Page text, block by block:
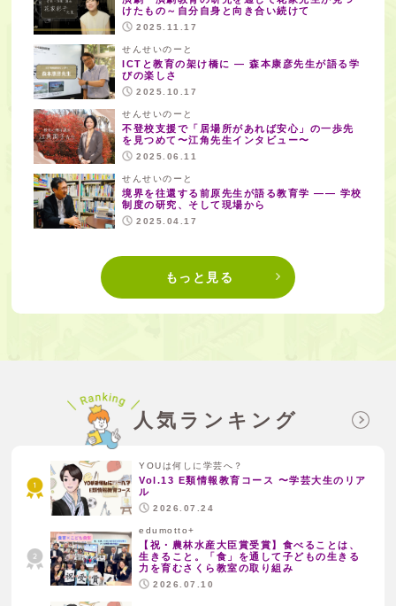
けたもの～自分自身と向き合い続けて
2025.11.17
せんせいのーと
ICTと教育の架け橋に — 森本康彦先生が語る学
びの楽しさ
2025.10.17
せんせいのーと
不登校支援で「居場所があれば安心」の一歩先
を見つめて〜江角先生インタビュー〜
2025.06.11
せんせいのーと
境界を往還する前原先生が語る教育学 —— 学校
制度の研究、そして現場から
2025.04.17
もっと見る
人気ランキング
YOUは何しに学芸へ？
Vol.13 E類情報教育コース 〜学芸大生のリア
ル
2026.07.24
edumotto+
【祝・農林水産大臣賞受賞】食べることは、
生きること。「食」を通して子どもの生きる
力を育むさくら教室の取り組み
2026.07.10